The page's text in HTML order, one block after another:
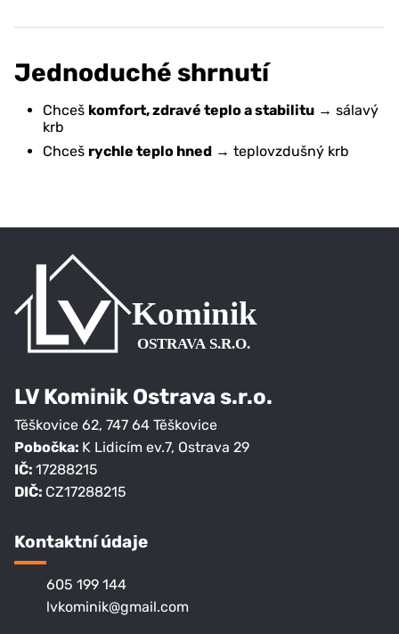
Jednoduché shrnutí
Chceš komfort, zdravé teplo a stabilitu → sálavý
krb
Chceš rychle teplo hned → teplovzdušný krb
LV Kominik Ostrava s.r.o.
Těškovice 62, 747 64 Těškovice
Pobočka: K Lidicím ev.7, Ostrava 29
IČ: 17288215
DIČ: CZ17288215
Kontaktní údaje
605 199 144
lvkominik@gmail.com